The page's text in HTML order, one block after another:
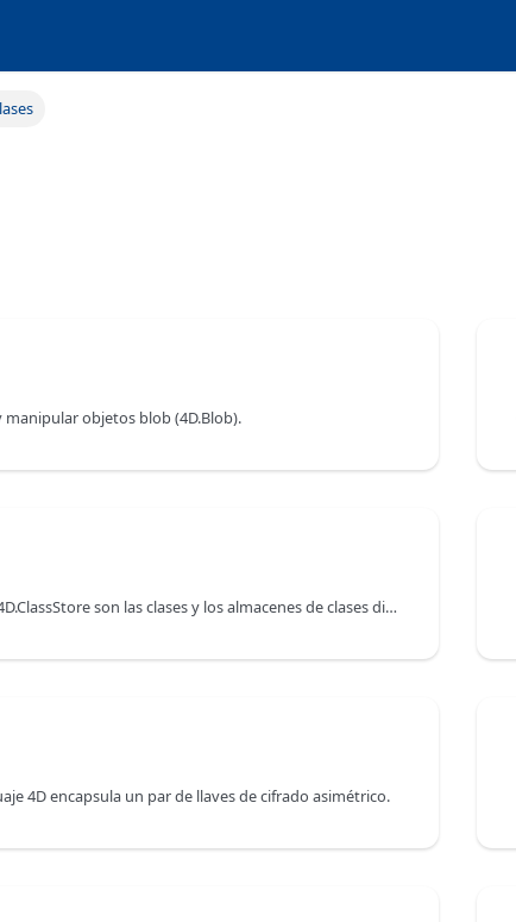
manipular objetos blob (4D.Blob).
Las propiedades de la clase 4D.ClassStore son las clases y los almacenes de clases disponibles.
4D encapsula un par de llaves de cifrado asimétrico.